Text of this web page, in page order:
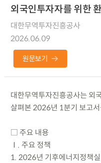
외국인투자자를 위한
대한무역투자진흥공사
2026.06.09
원문보기
대한무역투자진흥공사는 외
살펴본 2026년 1분기 보고
□ 주요 내용
Ⅰ. 주요 정책
1. 2026년 기후에너지정책